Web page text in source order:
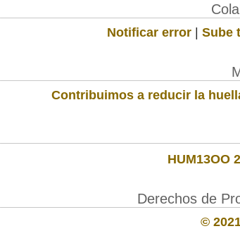
Notificar error | Sube
Contribuimos a reducir la
HUM13OO
Derechos de
©